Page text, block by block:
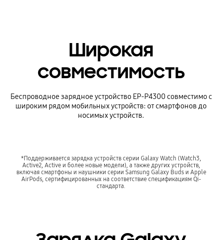
Широкая
совместимость
Беспроводное зарядное устройство EP-P4300 совместимо с
широким рядом мобильных устройств: от смартфонов до
носимых устройств.
*Поддерживается зарядка устройств серии Galaxy Watch (Watch3,
Active2, Active и более новые модели), а также других устройств,
включая смартфоны и наушники серии Samsung Galaxy Buds и Apple
AirPods, сертифицированных на соответствие спецификациям Qi-
стандарта.